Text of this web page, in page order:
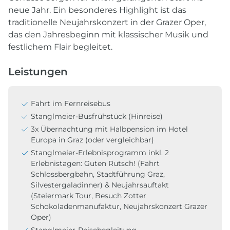
neue Jahr. Ein besonderes Highlight ist das
traditionelle Neujahrskonzert in der Grazer Oper,
das den Jahresbeginn mit klassischer Musik und
festlichem Flair begleitet.
Leistungen
Fahrt im Fernreisebus
Stanglmeier-Busfrühstück (Hinreise)
3x Übernachtung mit Halbpension im Hotel
Europa in Graz (oder vergleichbar)
Stanglmeier-Erlebnisprogramm inkl. 2
Erlebnistagen: Guten Rutsch! (Fahrt
Schlossbergbahn, Stadtführung Graz,
Silvestergaladinner) & Neujahrsauftakt
(Steiermark Tour, Besuch Zotter
Schokoladenmanufaktur, Neujahrskonzert Grazer
Oper)